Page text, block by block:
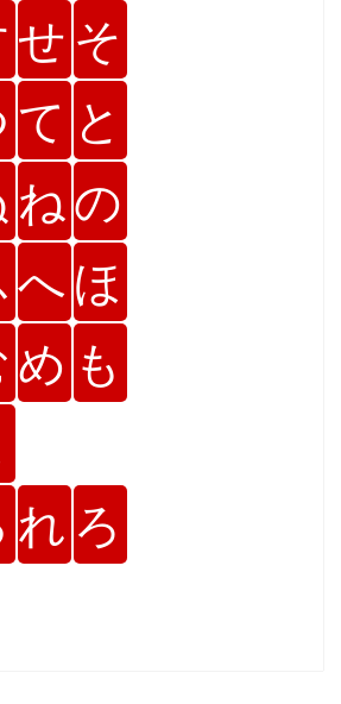
せ そ
て と
ねの
へほ
め も
れ ろ